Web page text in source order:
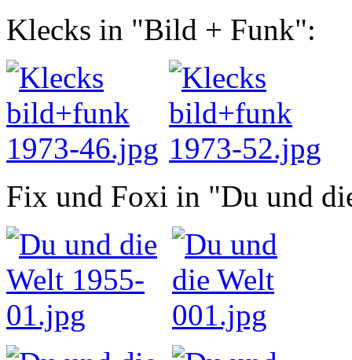
Klecks in "Bild + Funk":
Fix und Foxi in "Du und